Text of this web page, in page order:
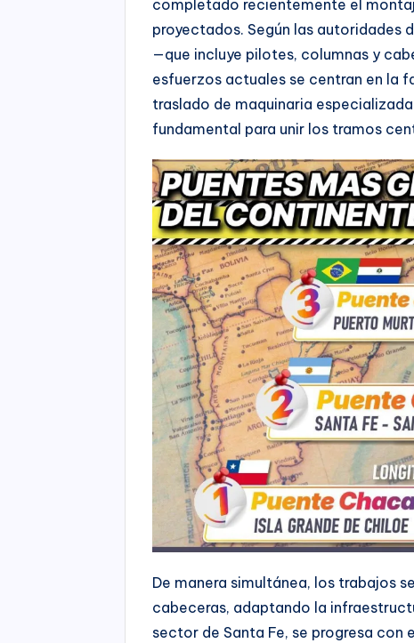
completado recientemente el
proyectados. Según las autoridades
—que incluye pilotes, columnas y
esfuerzos actuales se centran en la
traslado de maquinaria
fundamental para unir los tramos
De manera simultánea, los trabajos
cabeceras, adaptando la
sector de Santa Fe, se progresa